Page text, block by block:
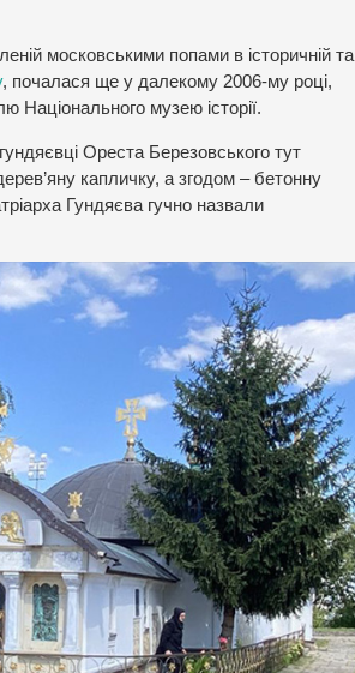
московськими попами в історичній та
, почалася ще у далекому 2006-му році,
Національного музею історії.
Ореста Березовського тут
капличку, а згодом – бетонну
Гундяєва гучно назвали